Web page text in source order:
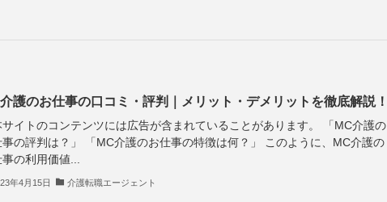
護のお仕事の口コミ・評判｜メリット・デメリットを徹底解説！
イトのコンテンツには広告が含まれていることがあります。 「MC介護の
事の評判は？」 「MC介護のお仕事の特徴は何？」 このように、MC介護の
の利用価値...
年4月15日 介護転職エージェント